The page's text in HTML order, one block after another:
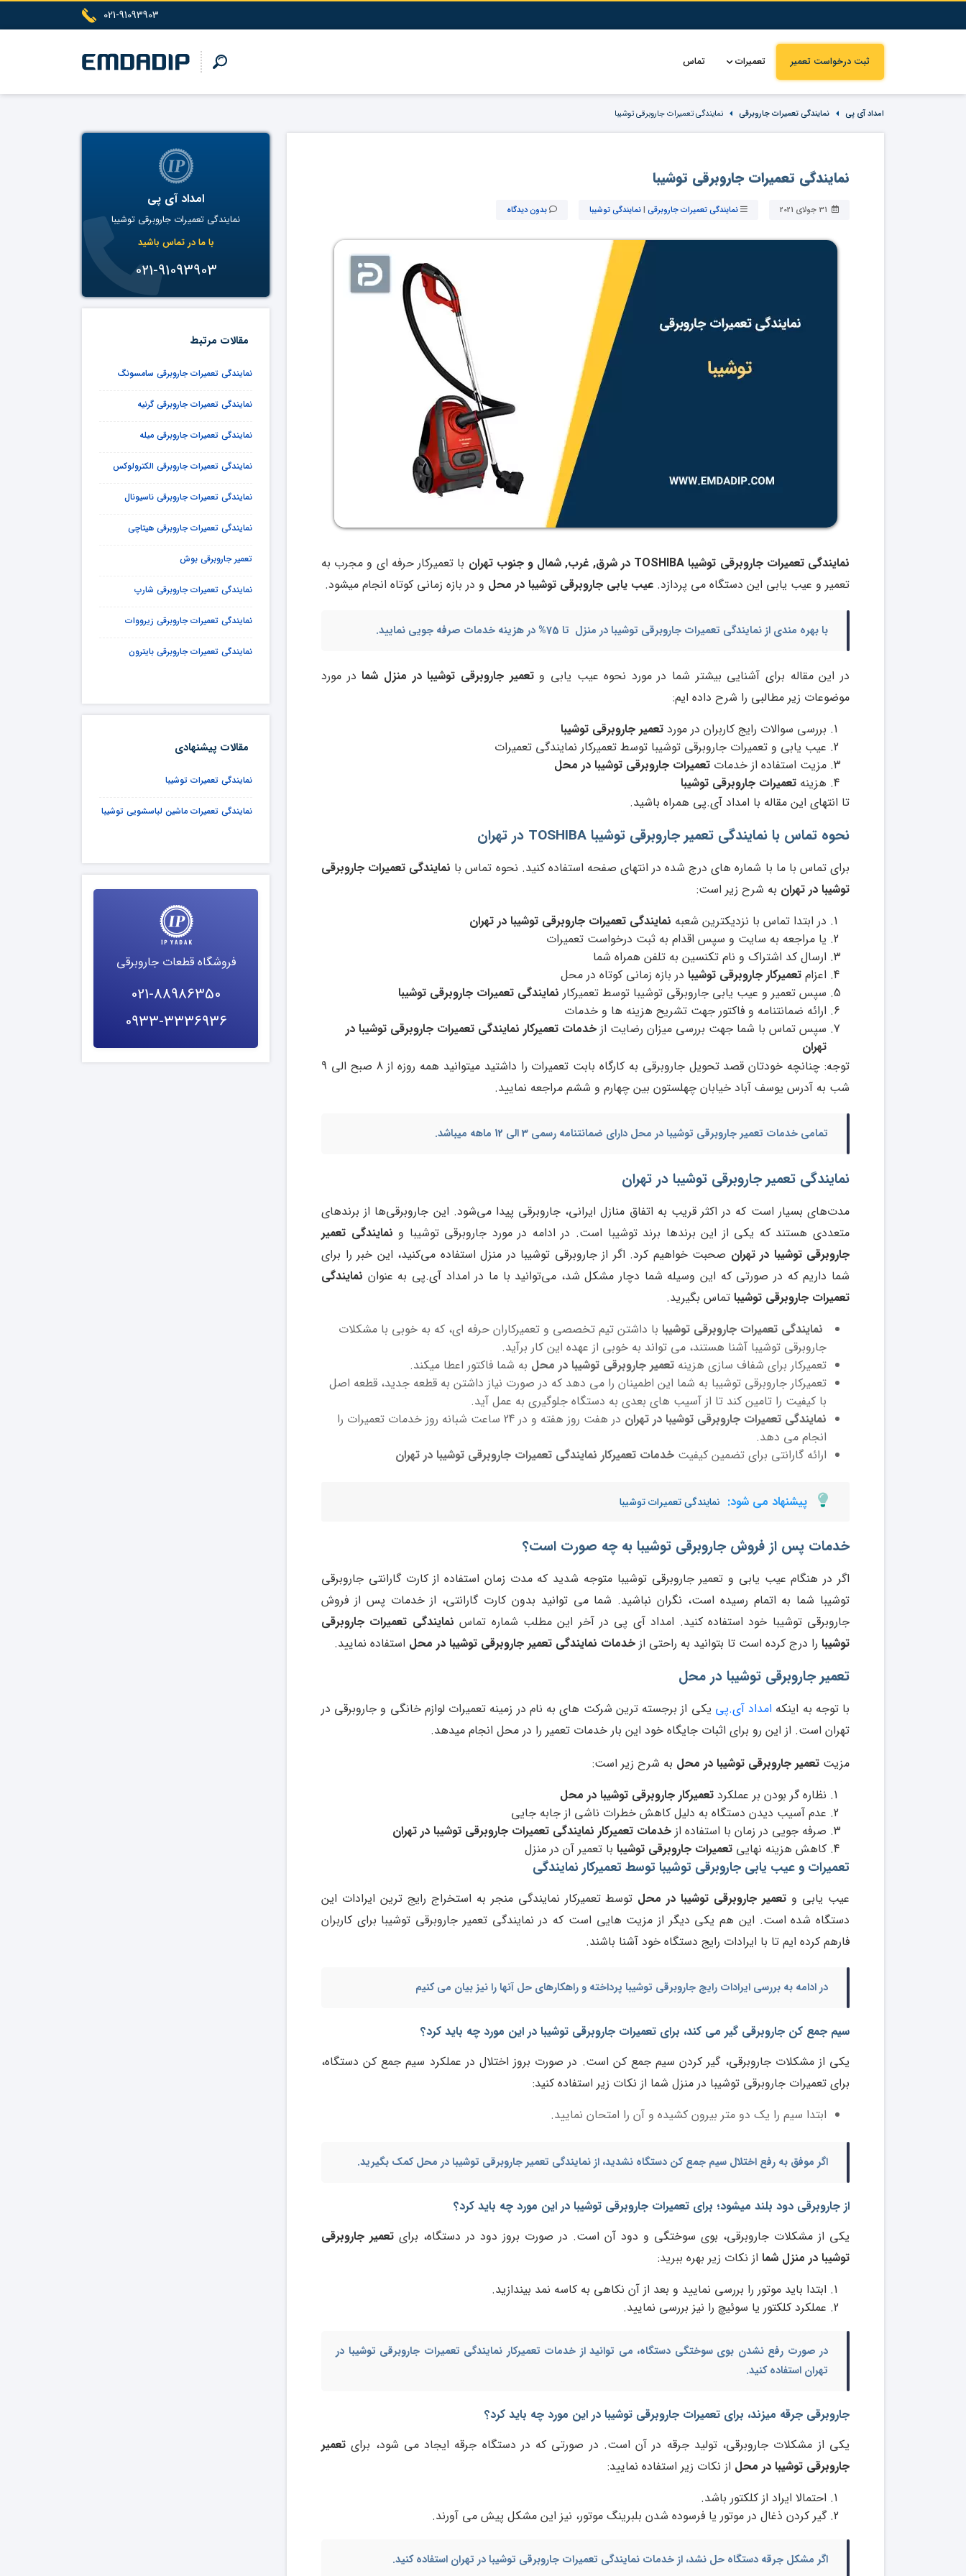
021-91093903
ثبت درخواست تعمیر تعمیرات تماس
امداد آی پی نمایندگی تعمیرات جاروبرقی نمایندگی تعمیرات جاروبرقی توشیبا
نمایندگی تعمیرات جاروبرقی توشیبا
نمایندگی تعمیرات جاروبرقی |نمایندگی توشیبا بدون دیدگاه
نمایندگی تعمیرات جاروبرقی توشیبا TOSHIBA در شرق, غرب, شمال و جنوب تهران
با تعمیرکار حرفه ای و مجرب به
تعمیر و عیب یابی این دستگاه می پردازد. عیب یابی جاروبرقی توشیبا در محل و در بازه زمانی کوتاه انجام میشود.
با بهره مندی ازنمایندگی تعمیرات جاروبرقی توشیبا در منزل تا 75% در هزینه خدمات صرفه جویی نمایید.
در این مقاله برای آشنایی بیشتر شما در مورد نحوه عیب یابی وتعمیر جاروبرقی توشیبا در منزل شمادر مورد
موضوعات زیر مطالبی را شرح داده ایم:
بررسی سوالات رایج کاربران در مورد تعمیر جاروبرقی توشیبا
عیب یابی و تعمیرات جاروبرقی توشیبا توسط تعمیرکار نمایندگی تعمیرات
مزیت استفاده از خدمات تعمیرات جاروبرقی توشیبا در محل
هزینه تعمیرات جاروبرقی توشیبا
تا انتهای این مقاله با امداد آی.پی همراه باشید.
نحوه تماس با نمایندگی تعمیر جاروبرقی توشیبا TOSHIBA در تهران
برای تماس با ما با شماره های درج شده در انتهای صفحه استفاده کنید. نحوه تماس با نمایندگی تعمیرات جاروبرقی
توشیبا در تهران به شرح زیر است:
در ابتدا تماس با نزدیکترین شعبه نمایندگی تعمیرات جاروبرقی توشیبا در تهران
یا مراجعه به سایت و سپس اقدام به ثبت درخواست تعمیرات
ارسال کد اشتراک و نام تکنسین به تلفن همراه شما
اعزام تعمیرکار جاروبرقی توشیبا در بازه زمانی کوتاه در محل
سپس تعمیر و عیب یابی جاروبرقی توشیبا توسط تعمیرکار نمایندگی تعمیرات جاروبرقی توشیبا
ارائه ضمانتنامه و فاکتور جهت تشریح هزینه ها و خدمات
سپس تماس با شما جهت بررسی میزان رضایت از خدمات تعمیرکار نمایندگی تعمیرات جاروبرقی توشیبا در
تهران
توجه: چنانچه خودتان قصد تحویل جاروبرقی به کارگاه بابت تعمیرات را داشتید میتوانید همه روزه از 8 صبح الی 9
شب به آدرس یوسف آباد خیابان چهلستون بین چهارم و ششم مراجعه نمایید.
تمامی خدمات تعمیر جاروبرقی توشیبا در محل دارای ضمانتنامه رسمی 3 الی 12 ماهه میباشد.
نمایندگی تعمیر جاروبرقی توشیبا در تهران
مدت‌های بسیار است که در اکثر قریب به اتفاق منازل ایرانی، جاروبرقی پیدا می‌شود. این جاروبرقی‌ها از برندهای
متعددی هستند که یکی از این برندها برند توشیبا است. در ادامه در مورد جاروبرقی توشیبا و نمایندگی تعمیر
جاروبرقی توشیبا در تهران صحبت خواهیم کرد. اگر از جاروبرقی توشیبا در منزل استفاده می‌کنید، این خبر را برای
شما داریم که در صورتی که این وسیله شما دچار مشکل شد، می‌توانید با ما در امداد آی.پی به عنوان نمایندگی
تعمیرات جاروبرقی توشیبا تماس بگیرید.
نمایندگی تعمیرات جاروبرقی توشیبا با داشتن تیم تخصصی و تعمیرکاران حرفه ای، که به خوبی با مشکلات
جاروبرقی توشیبا آشنا هستند، می تواند به خوبی از عهده این کار برآید.
تعمیرکار برای شفاف سازی هزینه تعمیر جاروبرقی توشیبا در محل به شما فاکتور اعطا میکند.
تعمیرکار جاروبرقی توشیبا به شما این اطمینان را می دهد که در صورت نیاز داشتن به قطعه جدید، قطعه اصل
با کیفیت را تامین کند تا از آسیب های بعدی به دستگاه جلوگیری به عمل آید.
نمایندگی تعمیرات جاروبرقی توشیبا در تهران
در هفت روز هفته و در 24 ساعت شبانه روز خدمات تعمیرات را
انجام می دهد.
ارائه گارانتی برای تضمین کیفیت خدمات تعمیرکار نمایندگی تعمیرات جاروبرقی توشیبا در تهران
پیشنهاد می شود: نمایندگی تعمیرات توشیبا
خدمات پس از فروش جاروبرقی توشیبا به چه صورت است؟
اگر در هنگام عیب یابی و تعمیر جاروبرقی توشیبا متوجه شدید که مدت زمان استفاده از کارت گارانتی جاروبرقی
توشیبا شما به اتمام رسیده است، نگران نباشید. شما می توانید بدون کارت گارانتی، از خدمات پس از فروش
جاروبرقی توشیبا خود استفاده کنید. امداد آی پی در آخر این مطلب شماره تماس نمایندگی تعمیرات جاروبرقی
توشیبا را درج کرده است تا بتوانید به راحتی از خدمات نمایندگی تعمیر جاروبرقی توشیبا در محل استفاده نمایید.
تعمیر جاروبرقی توشیبا در محل
با توجه به اینکه امداد آی.پی یکی از برجسته ترین شرکت های به نام در زمینه تعمیرات لوازم خانگی و جاروبرقی در
تهران است. از این رو برای اثبات جایگاه خود این بار خدمات تعمیر را در محل انجام میدهد.
مزیت تعمیر جاروبرقی توشیبا در محل به شرح زیر است:
نظاره گر بودن بر عملکرد تعمیرکار جاروبرقی توشیبا در محل
عدم آسیب دیدن دستگاه به دلیل کاهش خطرات ناشی از جابه جایی
صرفه جویی در زمان با استفاده از خدمات تعمیرکار نمایندگی تعمیرات جاروبرقی توشیبا در تهران
کاهش هزینه نهایی تعمیرات جاروبرقی توشیبا با تعمیر آن در منزل
تعمیرات و عیب یابی جاروبرقی توشیبا توسط تعمیرکار نمایندگی
عیب یابی و تعمیر جاروبرقی توشیبا در محل توسط تعمیرکار نمایندگی منجر به استخراج رایج ترین ایرادات این
دستگاه شده است. این هم یکی دیگر از مزیت هایی است که در نمایندگی تعمیر جاروبرقی توشیبا برای کاربران
فارهم کرده ایم تا با ایرادات رایج دستگاه خود آشنا باشند.
در ادامه به بررسی ایرادات رایج جاروبرقی توشیبا پرداخته و راهکارهای حل آنها را نیز بیان می کنیم
سیم جمع کن جاروبرقی گیر می کند، برای تعمیرات جاروبرقی توشیبا در این مورد چه باید کرد؟
یکی از مشکلات جاروبرقی، گیر کردن سیم جمع کن است. در صورت بروز اختلال در عملکرد سیم جمع کن دستگاه،
برای تعمیرات جاروبرقی توشیبا در منزل شما از نکات زیر استفاده کنید:
ابتدا سیم را یک دو متر بیرون کشیده و آن را امتحان نمایید.
اگر موفق به رفع اختلال سیم جمع کن دستگاه نشدید، ازنمایندگی تعمیر جاروبرقی توشیبا در محلکمک بگیرید.
از جاروبرقی دود بلند میشود؛ برای تعمیرات جاروبرقی توشیبا در این مورد چه باید کرد؟
یکی از مشکلات جاروبرقی، بوی سوختگی و دود آن است. در صورت بروز دود در دستگاه، برای تعمیر جاروبرقی
توشیبا در منزل شما از نکات زیر بهره ببرید:
ابتدا باید موتور را بررسی نمایید و بعد از آن نکاهی به کاسه نمد بیندازید.
عملکرد کلکتور یا سوئیچ را نیز بررسی نمایید.
در صورت رفع نشدن بوی سوختگی دستگاه، می توانید از خدمات تعمیرکار نمایندگی تعمیرات جاروبرقی توشیبا در
تهران استفاده کنید.
جاروبرقی جرقه میزند، برای تعمیرات جاروبرقی توشیبا در این مورد چه باید کرد؟
یکی از مشکلات جاروبرقی، تولید جرقه در آن است. در صورتی که در دستگاه جرقه ایجاد می شود، برایتعمیر
جاروبرقی توشیبا در محل از نکات زیر استفاده نمایید:
احتمالا ایراد از کلکتور باشد.
گیر کردن ذغال در موتور یا فرسوده شدن بلبرینگ موتور، نیز این مشکل پیش می آورند.
اگر مشکل جرقه دستگاه حل نشد، از خدمات نمایندگی تعمیرات جاروبرقی توشیبا در تهران استفاده کنید.
امداد آی پی
نمایندگی تعمیرات جاروبرقی توشیبا
با ما در تماس باشید
021-91093903
مقالات مرتبط
نمایندگی تعمیرات جاروبرقی سامسونگ
نمایندگی تعمیرات جاروبرقی گرنیه
نمایندگی تعمیرات جاروبرقی میله
نمایندگی تعمیرات جاروبرقی الکترولوکس
نمایندگی تعمیرات جاروبرقی ناسیونال
نمایندگی تعمیرات جاروبرقی هیتاچی
تعمیر جاروبرقی بوش
نمایندگی تعمیرات جاروبرقی شارپ
نمایندگی تعمیرات جاروبرقی زیرووات
نمایندگی تعمیرات جاروبرقی بایترون
مقالات پیشنهادی
نمایندگی تعمیرات توشیبا
نمایندگی تعمیرات ماشین لباسشویی توشیبا
فروشگاه قطعات جاروبرقی
021-88986350
0933-3336936